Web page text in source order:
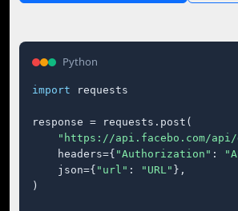
Python
import requests
response = requests.post(
"https://api.facebo.com/api/
    headers={
"Authorization" :
    json={
"url" : "URL" },
)